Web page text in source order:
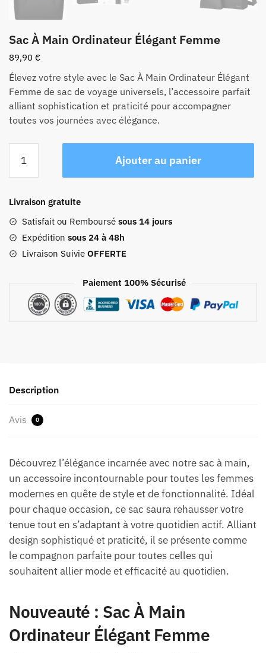
Sac À Main Ordinateur Élégant Femme
89,90 €
Élevez votre style avec le Sac À Main Ordinateur Élégant
Femme de sac de voyage universels, l’accessoire parfait
alliant sophistication et praticité pour accompagner
toutes vos journées avec élégance.
Sac
Main
Ordinateur
Élégant
Femme
Ajouter au panier
Livraison gratuite
Satisfait ou Remboursé sous 14 jours
Expédition sous 24 à 48h
Livraison Suivie OFFERTE
Paiement 100% Sécurisé
Description
Avis 0
Découvrez l’élégance incarnée avec notre sac à main,
un accessoire incontournable pour toutes les femmes
modernes en quête de style et de fonctionnalité. Idéal
pour chaque occasion, ce sac saura rehausser votre
tenue tout en s’adaptant à votre quotidien actif. Alliant
design sophistiqué et praticité, il se présente comme
le compagnon parfaite pour toutes celles qui
souhaitent allier mode et efficacité au quotidien.
Nouveauté : Sac À Main
Ordinateur Élégant Femme